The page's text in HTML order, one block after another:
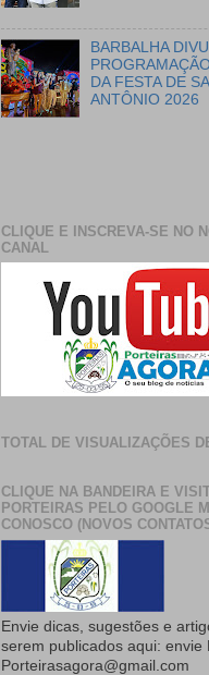
BARBALHA
DA FESTA DE
ANTÔNIO 2026
CLIQUE E INSCREVA-SE NO
CANAL
TOTAL DE VISUALIZAÇÕES
CLIQUE NA BANDEIRA E
PORTEIRAS PELO GOOGLE
CONOSCO (NOVOS
Envie dicas, sugestões e
serem publicados aqui: envie
Porteirasagora@gmail.com